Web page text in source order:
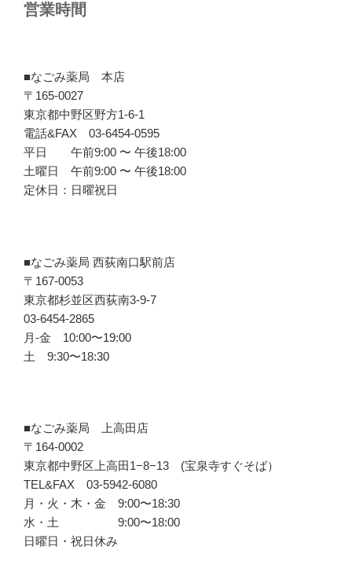
営業時間
■なごみ薬局 本店
〒165-0027
東京都中野区野方1-6-1
電話&FAX 03-6454-0595
平日 午前9:00 〜 午後18:00
土曜日 午前9:00 〜 午後18:00
定休日：日曜祝日
■なごみ薬局 西荻南口駅前店
〒167-0053
東京都杉並区西荻南3-9-7
03-6454-2865
月-金 10:00〜19:00
土 9:30〜18:30
■なごみ薬局 上高田店
〒164-0002
東京都中野区上高田1−8−13 (宝泉寺すぐそば）
TEL&FAX 03-5942-6080
月・火・木・金 9:00〜18:30
水・土 9:00〜18:00
日曜日・祝日休み